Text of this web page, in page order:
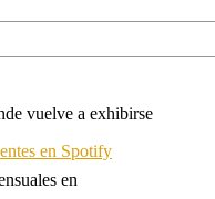
vuelve a exhibirse
en Spotify
en